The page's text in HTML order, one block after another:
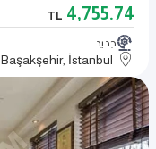
4,755.74
TL
جديد
Başakşehir, İstanbul